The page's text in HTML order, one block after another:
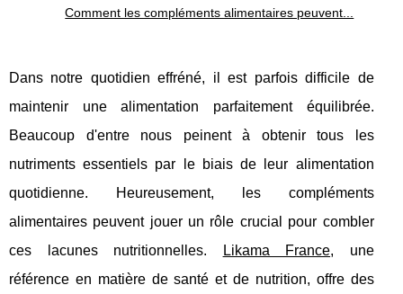
Comment les compléments alimentaires peuvent...
Dans notre quotidien effréné, il est parfois difficile de
maintenir une alimentation parfaitement équilibrée.
Beaucoup d'entre nous peinent à obtenir tous les
nutriments essentiels par le biais de leur alimentation
quotidienne. Heureusement, les compléments
alimentaires peuvent jouer un rôle crucial pour combler
ces lacunes nutritionnelles.
Likama France, une
référence en matière de santé et de nutrition, offre des